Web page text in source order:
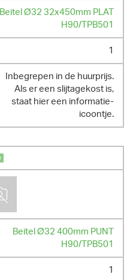
Beitel Ø32 32x450mm PLAT
H90/TPB501
1
Inbegrepen in de huurprijs.
Als er een slijtagekost is,
staat hier een informatie-
icoontje.
Beitel Ø32 400mm PUNT
H90/TPB501
1